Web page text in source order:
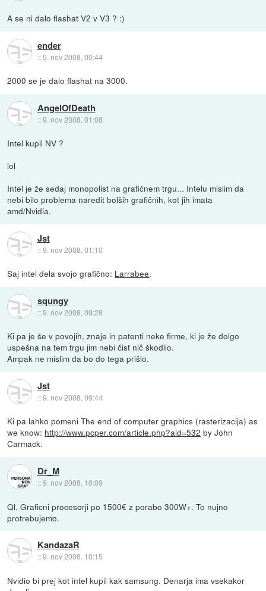
A se ni dalo flashat V2 v V3 ? :)
ender
::9. nov 2008, 00:44
2000 se je dalo flashat na 3000.
AngelOfDeath
::9. nov 2008, 01:08
Intel kupil NV ?
lol
Intel je že sedaj monopolist na grafičnem trgu... Intelu mislim da
nebi bilo problema naredit bolših grafičnih, kot jih imata
amd/Nvidia.
Jst
::9. nov 2008, 01:10
Saj intel dela svojo grafično: Larrabee.
squngy
::9. nov 2008, 09:28
Ki pa je še v povojih, znaje in patenti neke firme, ki je že dolgo
uspešna na tem trgu jim nebi čist nič škodilo.
Ampak ne mislim da bo do tega prišlo.
Jst
::9. nov 2008, 09:44
Ki pa lahko pomeni The end of computer graphics (rasterizacija) as
we know: http://www.pcper.com/article.php?aid=532 by John
Carmack.
Dr_M
::9. nov 2008, 10:09
Ql. Graficni procesorji po 1500€ z porabo 300W+. To nujno
protrebujemo.
KandazaR
::9. nov 2008, 10:15
Nvidio bi prej kot intel kupil kak samsung. Denarja ima vsekakor